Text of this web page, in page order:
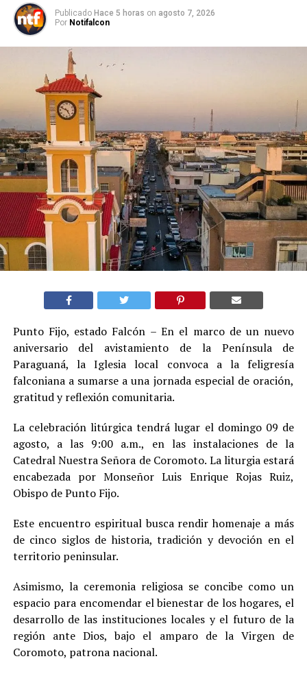
Publicado Hace 5 horas on agosto 7, 2026
Por Notifalcon
Punto Fijo, estado Falcón – En el marco de un nuevo
aniversario del avistamiento de la Península de
Paraguaná, la Iglesia local convoca a la feligresía
falconiana a sumarse a una jornada especial de oración,
gratitud y reflexión comunitaria.
La celebración litúrgica tendrá lugar el domingo 09 de
agosto, a las 9:00 a.m., en las instalaciones de la
Catedral Nuestra Señora de Coromoto. La liturgia estará
encabezada por Monseñor Luis Enrique Rojas Ruiz,
Obispo de Punto Fijo.
Este encuentro espiritual busca rendir homenaje a más
de cinco siglos de historia, tradición y devoción en el
territorio peninsular.
Asimismo, la ceremonia religiosa se concibe como un
espacio para encomendar el bienestar de los hogares, el
desarrollo de las instituciones locales y el futuro de la
región ante Dios, bajo el amparo de la Virgen de
Coromoto, patrona nacional.